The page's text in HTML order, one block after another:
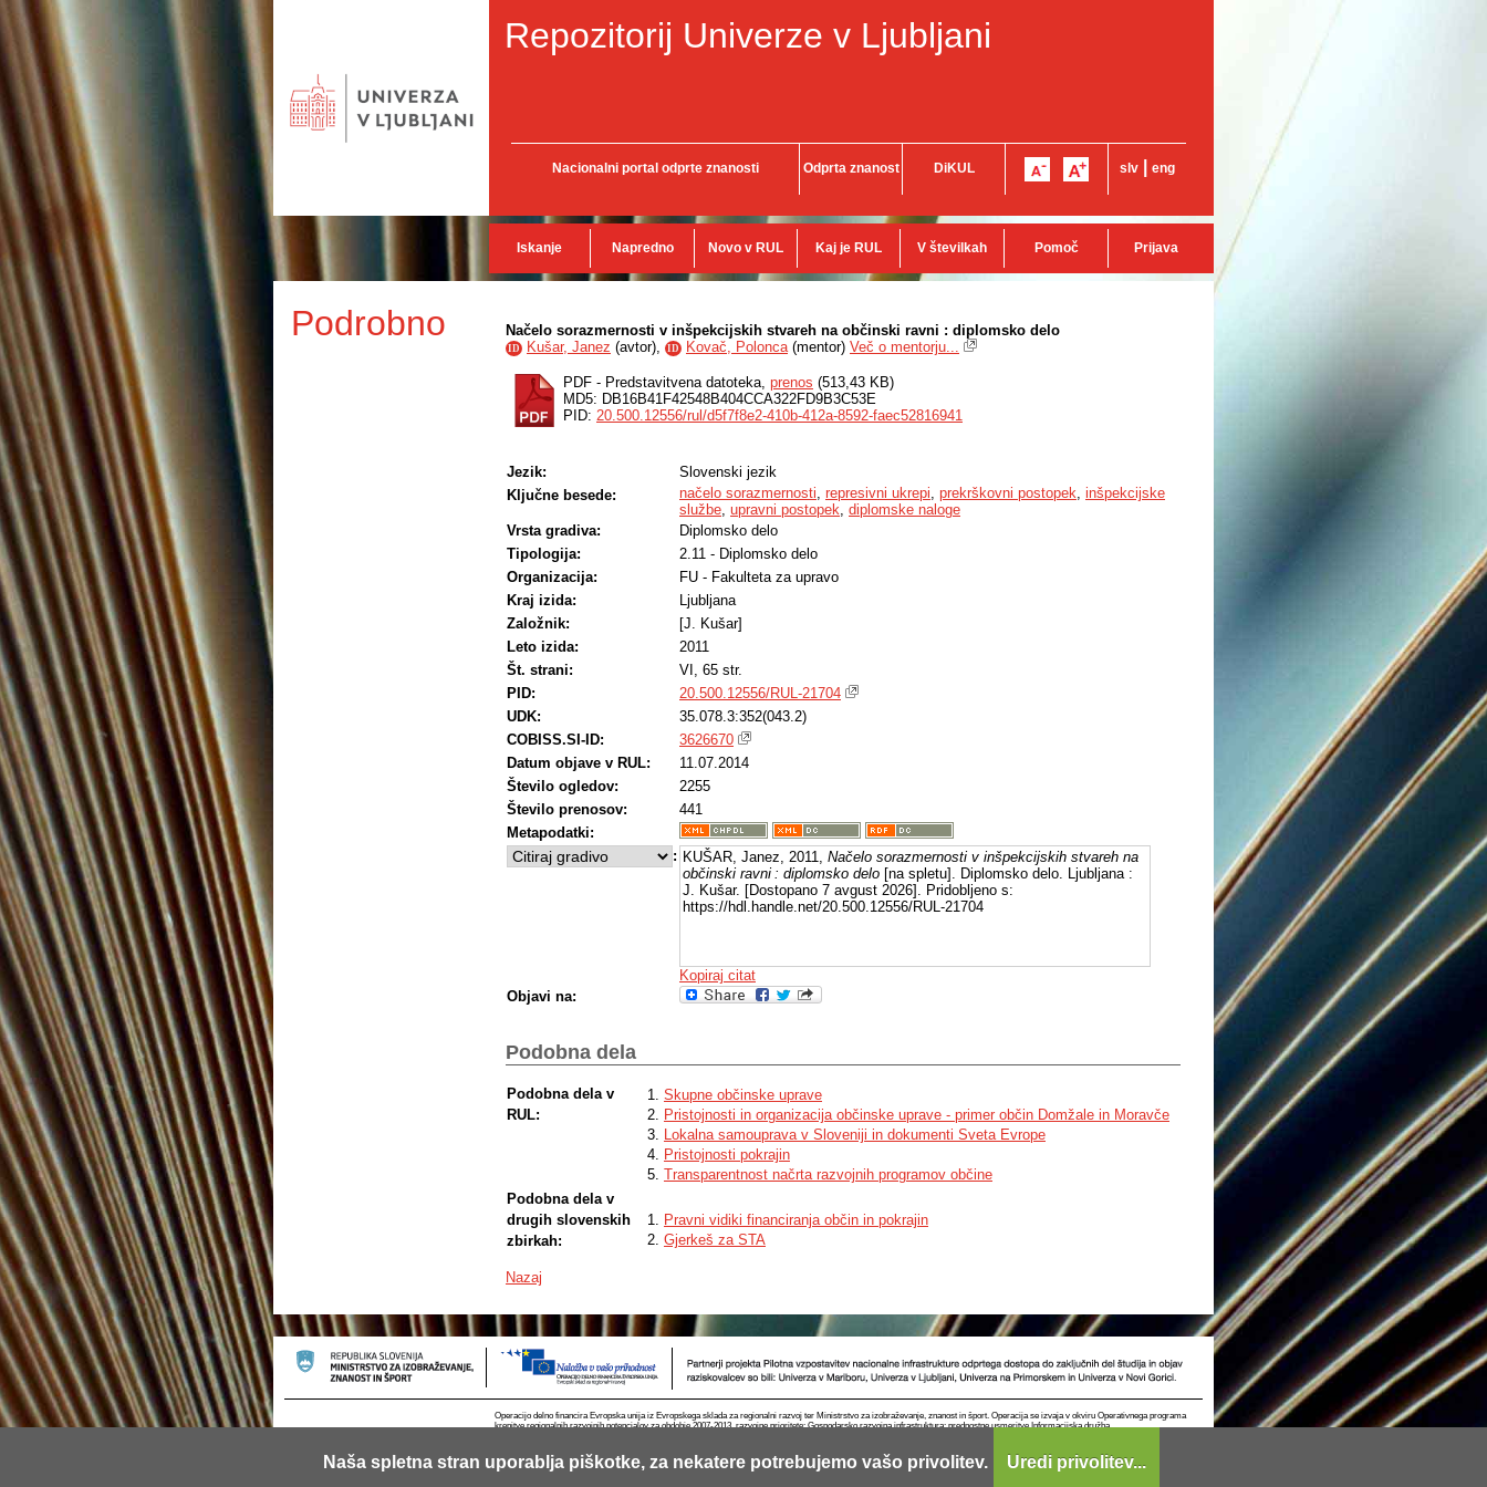
Naša spletna stran uporablja piškotke, za nekatere potrebujemo vašo privolitev. Uredi privolitev...
Repozitorij Univerze v Ljubljani
Nacionalni portal odprte znanosti Odprta znanost DiKUL slv eng
Iskanje Napredno Novo v RUL Kaj je RUL V številkah Pomoč Prijava
Podrobno Načelo sorazmernosti v inšpekcijskih stvareh na občinski ravni : diplomsko delo
ID Kušar, Janez (avtor), ID Kovač, Polonca(mentor) Več o mentorju...
PDF - Predstavitvena datoteka, prenos (513,43 KB)
MD5: DB16B41F42548B404CCA322FD9B3C53E
PID: 20.500.12556/rul/d5f7f8e2-410b-412a-8592-faec52816941
Jezik:
Slovenski jezik
Ključne besede:
načelo sorazmernosti, represivni ukrepi, prekrškovni postopek, inšpekcijske
službe, upravni postopek, diplomske naloge
Vrsta gradiva:
Diplomsko delo
Tipologija:
2.11 - Diplomsko delo
Organizacija:
FU - Fakulteta za upravo
Kraj izida:
Ljubljana
Založnik:
[J. Kušar]
Leto izida:
2011
Št. strani:
VI, 65 str.
PID:
20.500.12556/RUL-21704
UDK:
35.078.3:352(043.2)
COBISS.SI-ID:
3626670
Datum objave v RUL:
11.07.2014
Število ogledov:
2255
Število prenosov:
441
Metapodatki:
: KUŠAR, Janez, 2011, Načelo sorazmernosti v inšpekcijskih stvareh na
občinski ravni : diplomsko delo [na spletu]. Diplomsko delo. Ljubljana :
J. Kušar. [Dostopano 7 avgust 2026]. Pridobljeno s:
https://hdl.handle.net/20.500.12556/RUL-21704
Kopiraj citat
Objavi na:
Podobna dela
Podobna dela v
RUL:
Skupne občinske uprave
Pristojnosti in organizacija občinske uprave - primer občin Domžale in Moravče
Lokalna samouprava v Sloveniji in dokumenti Sveta Evrope
Pristojnosti pokrajin
Transparentnost načrta razvojnih programov občine
Podobna dela v
drugih slovenskih
zbirkah:
Pravni vidiki financiranja občin in pokrajin
Gjerkeš za STA
Nazaj
Operacijo delno financira Evropska unija iz Evropskega sklada za regionalni razvoj ter Ministrstvo za izobraževanje, znanost in šport. Operacija se izvaja v okviru Operativnega programa
krepitve regionalnih razvojnih potencialov za obdobje 2007-2013, razvojne prioritete: Gospodarsko razvojna infrastruktura; prednostne usmeritve Informacijska družba.
© 2013 Univerza v Ljubljani Kontakt RSS Piškotki Pogoji uporabe Mobilno